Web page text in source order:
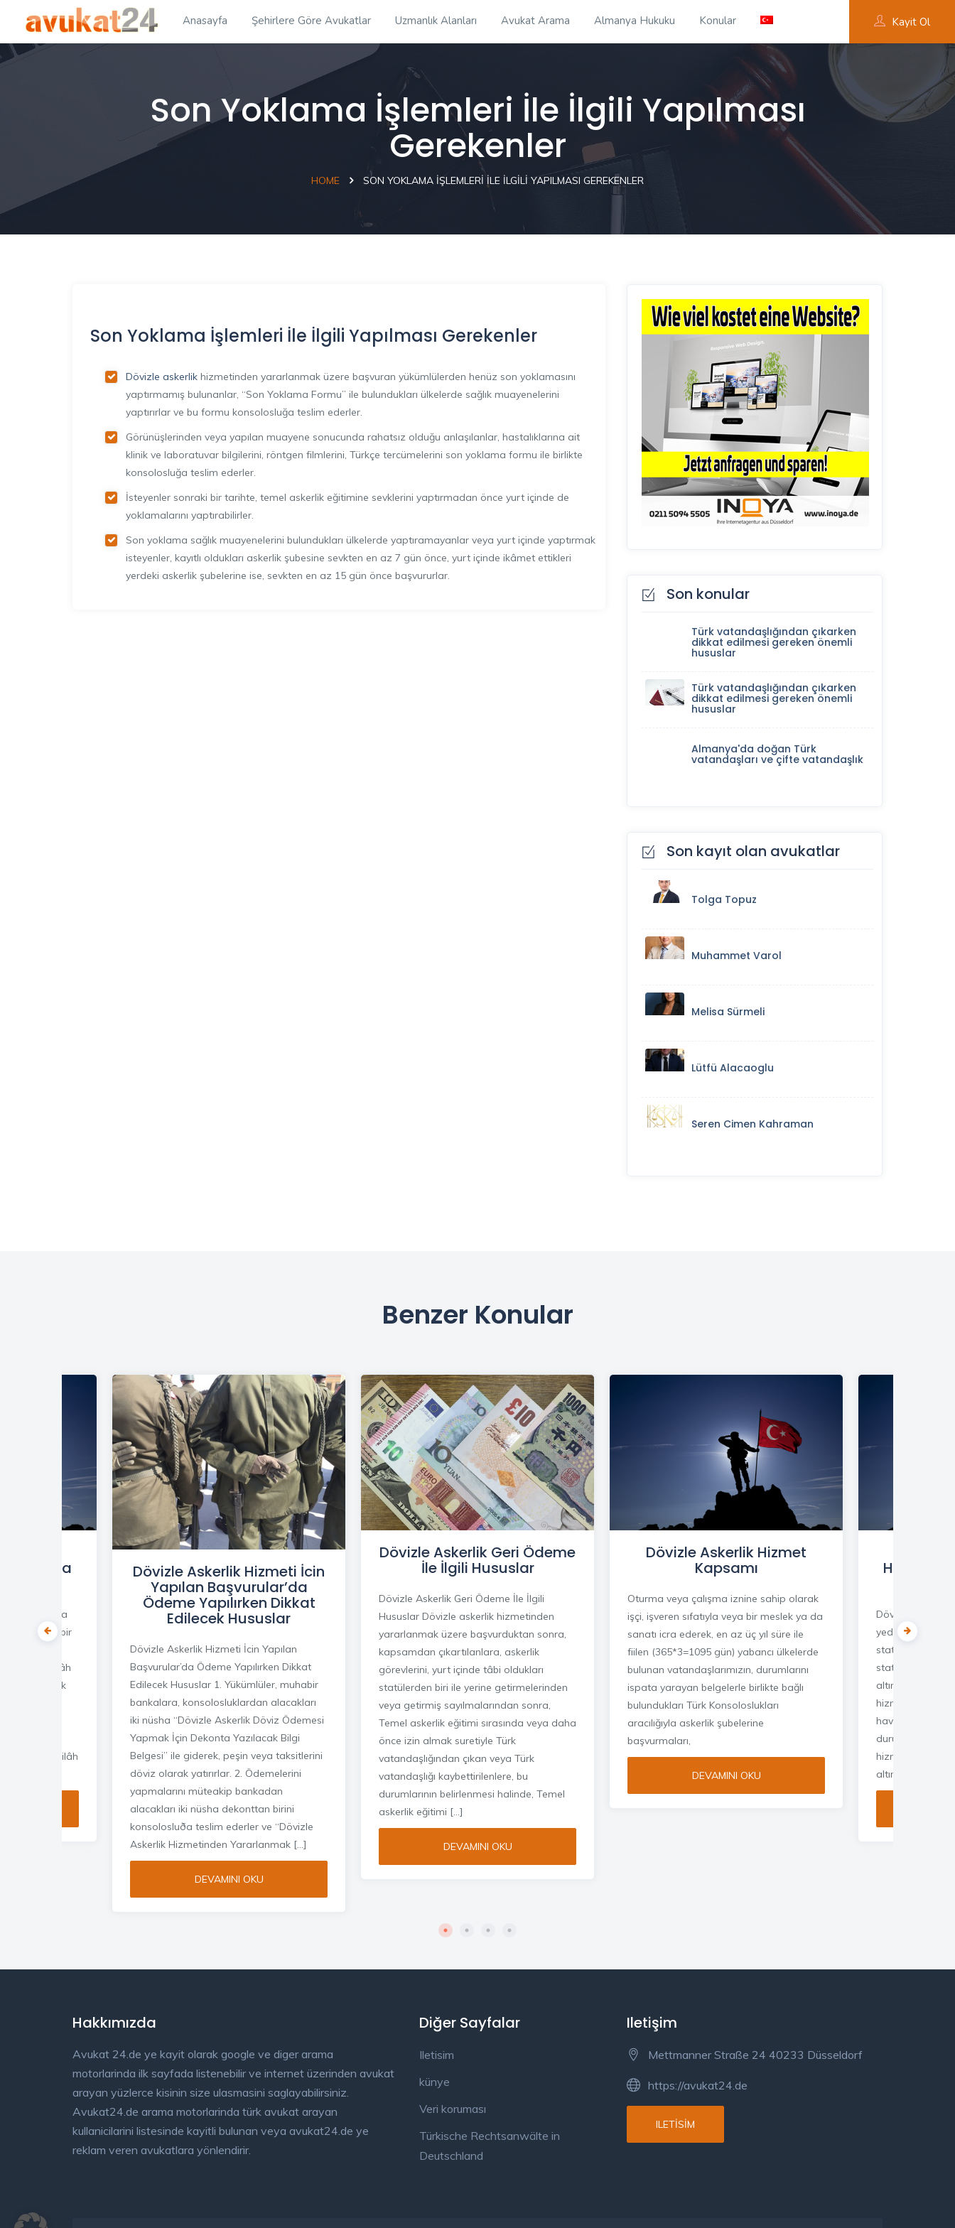
Anasayfa Şehirlere Göre Avukatlar Uzmanlık Alanları Avukat Arama Almanya Hukuku Konular Kayit Ol
Son Yoklama İşlemleri İle İlgili Yapılması
Gerekenler
HOME SON YOKLAMA İŞLEMLERI İLE İLGILI YAPILMASI GEREKENLER
Son Yoklama İşlemleri İle İlgili Yapılması Gerekenler
Dövizle askerlik hizmetinden yararlanmak üzere başvuran yükümlülerden henüz son yoklamasını
yaptırmamış bulunanlar, “Son Yoklama Formu” ile bulundukları ülkelerde sağlık muayenelerini
yaptırırlar ve bu formu konsolosluğa teslim ederler.
Görünüşlerinden veya yapılan muayene sonucunda rahatsız olduğu anlaşılanlar, hastalıklarına ait
klinik ve laboratuvar bilgilerini, röntgen filmlerini, Türkçe tercümelerini son yoklama formu ile birlikte
konsolosluğa teslim ederler.
İsteyenler sonraki bir tarihte, temel askerlik eğitimine sevklerini yaptırmadan önce yurt içinde de
yoklamalarını yaptırabilirler.
Son yoklama sağlık muayenelerini bulundukları ülkelerde yaptıramayanlar veya yurt içinde yaptırmak
isteyenler, kayıtlı oldukları askerlik şubesine sevkten en az 7 gün önce, yurt içinde ikâmet ettikleri
yerdeki askerlik şubelerine ise, sevkten en az 15 gün önce başvururlar.
Son konular
Türk vatandaşlığından çıkarken
dikkat edilmesi gereken önemli
hususlar
Türk vatandaşlığından çıkarken
dikkat edilmesi gereken önemli
hususlar
Almanya'da doğan Türk
vatandaşları ve çifte vatandaşlık
Son kayıt olan avukatlar
Tolga Topuz
Muhammet Varol
Melisa Sürmeli
Lütfü Alacaoglu
Seren Cimen Kahraman
Benzer Konular
(er veya
veya başka bir
fiilen silâh
fiilen askerlik
yurt içinde silâh
Dövizle Askerlik Hizmeti İcin
Yapılan Başvurular’da
Ödeme Yapılırken Dikkat
Edilecek Hususlar
Dövizle Askerlik Hizmeti İcin Yapılan
Başvurular’da Ödeme Yapılırken Dikkat
Edilecek Hususlar 1. Yükümlüler, muhabir
bankalara, konsolosluklardan alacakları
iki nüsha “Dövizle Askerlik Döviz Ödemesi
Yapmak İçin Dekonta Yazılacak Bilgi
Belgesi” ile giderek, peşin veya taksitlerini
döviz olarak yatırırlar. 2. Ödemelerini
yapmalarını müteakip bankadan
alacakları iki nüsha dekonttan birini
konsolosluða teslim ederler ve “Dövizle
Askerlik Hizmetinden Yararlanmak […]
DEVAMINI OKU
Dövizle Askerlik Geri Ödeme
İle İlgili Hususlar
Dövizle Askerlik Geri Ödeme İle İlgili
Hususlar Dövizle askerlik hizmetinden
yararlanmak üzere başvurduktan sonra,
kapsamdan çıkartılanlara, askerlik
görevlerini, yurt içinde tâbi oldukları
statülerden biri ile yerine getirmelerinden
veya getirmiş sayılmalarından sonra,
Temel askerlik eğitimi sırasında veya daha
önce izin almak suretiyle Türk
vatandaşlığından çıkan veya Türk
vatandaşlığı kaybettirilenlere, bu
durumlarının belirlenmesi halinde, Temel
askerlik eğitimi […]
DEVAMINI OKU
Dövizle Askerlik Hizmet
Kapsamı
Oturma veya çalışma iznine sahip olarak
işçi, işveren sıfatıyla veya bir meslek ya da
sanatı icra ederek, en az üç yıl süre ile
fiilen (365*3=1095 gün) yabancı ülkelerde
bulunan vatandaşlarımızın, durumlarını
ispata yarayan belgelerle birlikte bağlı
bulundukları Türk Konsoloslukları
aracılığıyla askerlik şubelerine
başvurmaları,
DEVAMINI OKU
Dövizle askerlik
yedek subay
statüde diğer
statülerinden
altına
hizmetine
hava değişimi
durumunda
hizmet
altına
Hakkımızda
Avukat 24.de ye kayit olarak google ve diger arama
motorlarinda ilk sayfada listenebilir ve internet üzerinden avukat
arayan yüzlerce kisinin size ulasmasini saglayabilirsiniz.
Avukat24.de arama motorlarinda türk avukat arayan
kullanicilarini listesinde kayitli bulunan veya avukat24.de ye
reklam veren avukatlara yönlendirir.
Diğer Sayfalar
Iletisim
künye
Veri koruması
Türkische Rechtsanwälte in
Deutschland
Iletişim
Mettmanner Straße 24 40233 Düsseldorf
https://avukat24.de
ILETISIM